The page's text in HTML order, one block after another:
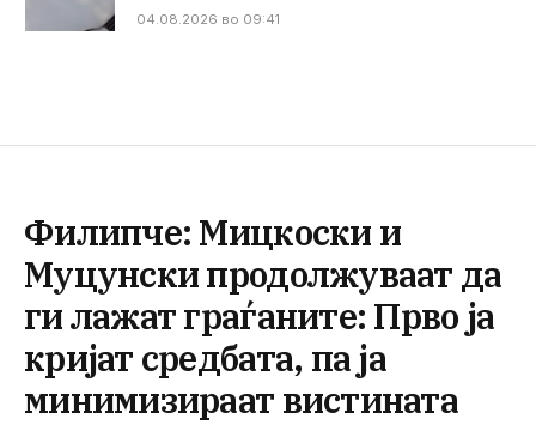
04.08.2026 во 09:41
Филипче: Мицкоски и
Муцунски продолжуваат да
ги лажат граѓаните: Прво ја
кријат средбата, па ја
минимизираат вистината